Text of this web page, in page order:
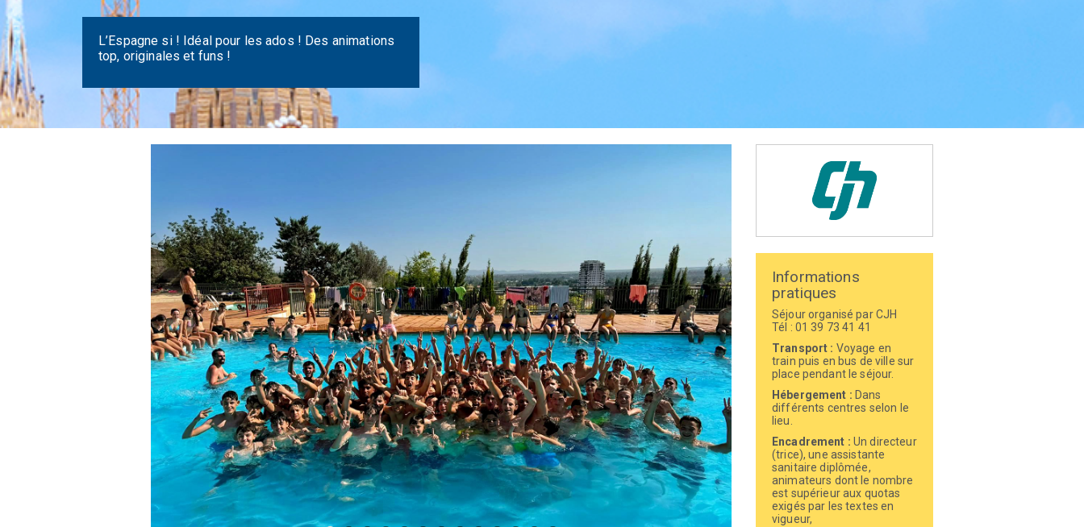
L’Espagne si ! Idéal pour les ados ! Des animations
top, originales et funs !
Informations
pratiques
Séjour organisé par CJH
Tél : 01 39 73 41 41
Transport : Voyage en
train puis en bus de ville sur
place pendant le séjour.
Hébergement : Dans
différents centres selon le
lieu.
Encadrement : Un directeur
(trice), une assistante
sanitaire diplômée,
animateurs dont le nombre
est supérieur aux quotas
exigés par les textes en
vigueur,